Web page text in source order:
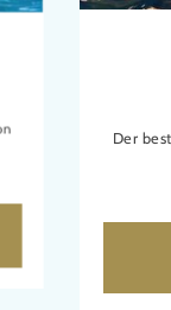
Der